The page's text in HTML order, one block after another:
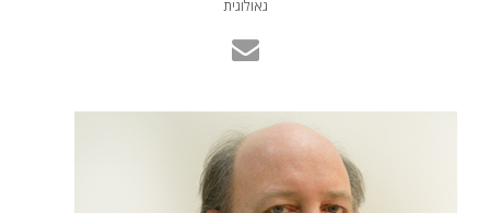
גאולוגית